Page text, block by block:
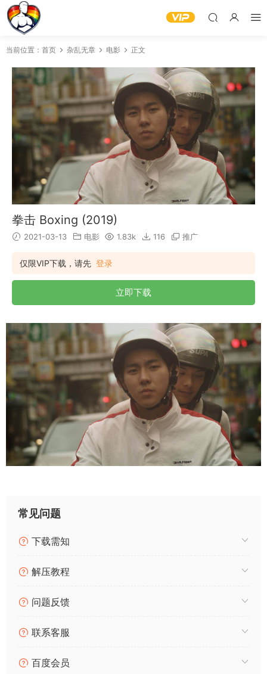
当前位置： 首页 杂乱无章 电影 正文
拳击 Boxing (2019)
2021-03-13 电影 1.83k 116 推广
仅限VIP下载，请先 登录
立即下载
常见问题
下载需知
解压教程
问题反馈
联系客服
百度会员